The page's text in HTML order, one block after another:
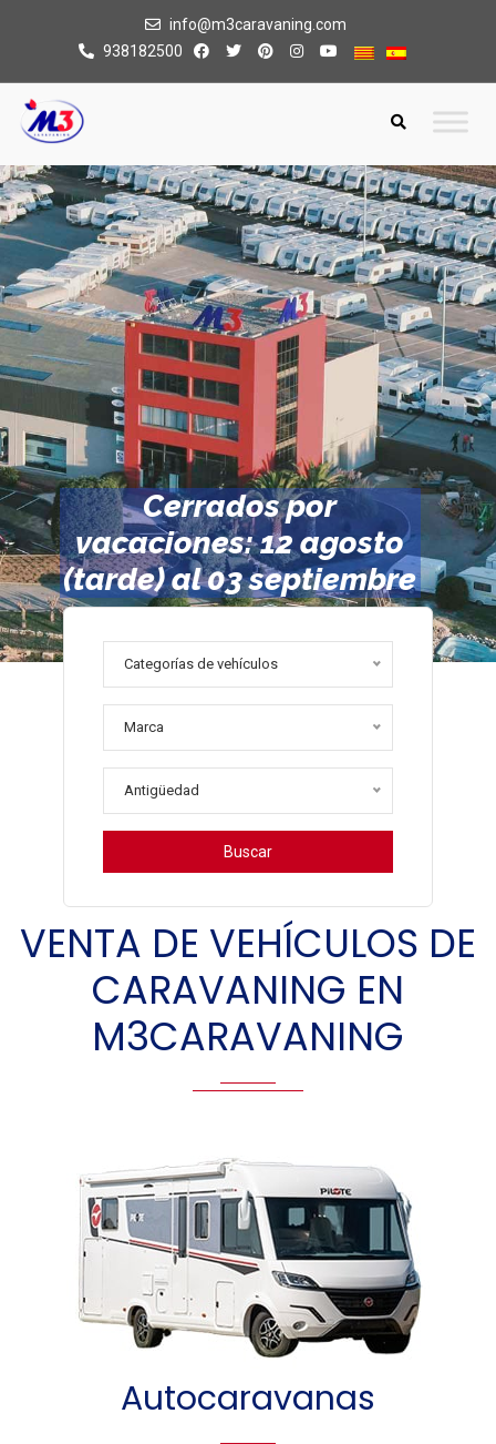
info@m3caravaning.com
938182500
Cerrados por
vacaciones: 12 agosto
(tarde) al 03 septiembre
Categorías de vehículos
Marca
Antigüedad
Buscar
VENTA DE VEHÍCULOS DE
CARAVANING EN
M3CARAVANING
Autocaravanas